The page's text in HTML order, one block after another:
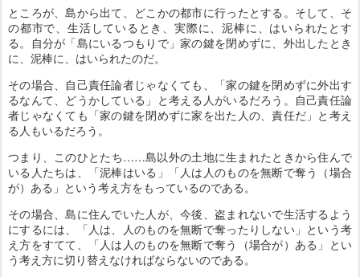
ところが、島から出て、どこかの都市に行ったとする。そして、そ
の都市で、生活しているとき、実際に、泥棒に、はいられたとす
る。自分が「島にいるつもりで」家の鍵を閉めずに、外出したとき
に、泥棒に、はいられたのだ。
その場合、自己責任論者じゃなくても、「家の鍵を閉めずに外出す
るなんて、どうかしている」と考える人がいるだろう。自己責任論
者じゃなくても「家の鍵を閉めずに家を出た人の、責任だ」と考え
る人もいるだろう。
つまり、このひとたち……島以外の土地に生まれたときから住んで
いる人たちは、「泥棒はいる」「人は人のものを無断で奪う（場合
が）ある」という考え方をもっているのである。
その場合、島に住んでいた人が、今後、盗まれないで生活するよう
にするには、「人は、人のものを無断で奪ったりしない」という考
え方をすてて、「人は人のものを無断で奪う（場合が）ある」とい
う考え方に切り替えなければならないのである。